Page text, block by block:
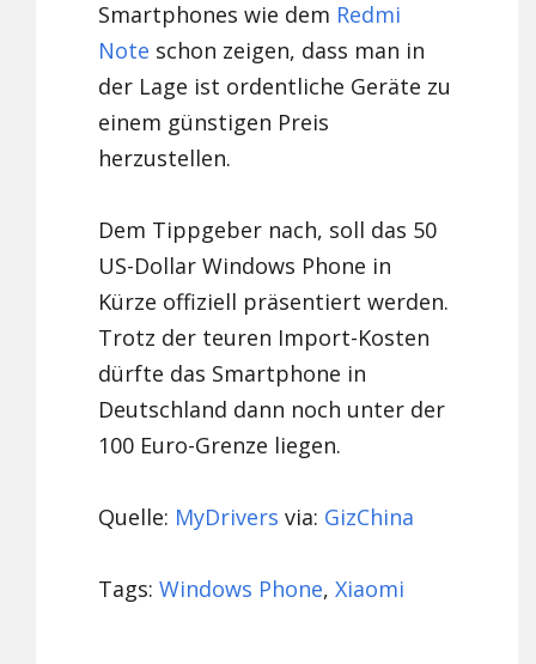
Smartphones wie dem Redmi
Note schon zeigen, dass man in
der Lage ist ordentliche Geräte zu
einem günstigen Preis
herzustellen.
Dem Tippgeber nach, soll das 50
US-Dollar Windows Phone in
Kürze offiziell präsentiert werden.
Trotz der teuren Import-Kosten
dürfte das Smartphone in
Deutschland dann noch unter der
100 Euro-Grenze liegen.
Quelle: MyDrivers via: GizChina
Tags:Windows Phone,Xiaomi